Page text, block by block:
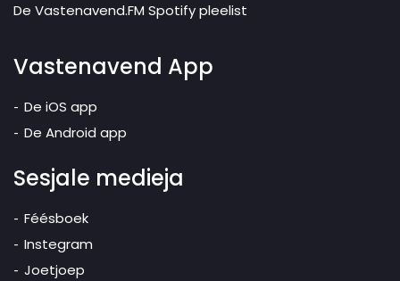
De Vastenavend.FM Spotify pleelist
Vastenavend App
De iOS app
De Android app
Sesjale medieja
Féésboek
Instegram
Joetjoep